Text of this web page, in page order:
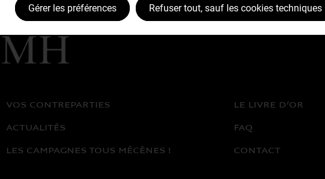
mécénat
VOS CONTREPARTIES
ACTUALITÉS
LES CAMPAGNES TOUS MÉCÈNES !
LE LIVRE D’OR
FAQ
CONTACT
Gérer les préférences Refuser tout, sauf les cookies techniques